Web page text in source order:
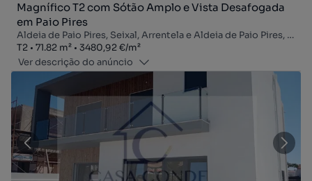
Magnífico T2 com Sótão Amplo e Vista Desafogada
em Paio Pires
Aldeia de Paio Pires, Seixal, Arrentela e Aldeia de Paio Pires, Seixal, Setúbal
Tipologia
T2
Zona71.82 m²
Preço por metro quadrado
3480,92 €/m²
Ver descrição do anúncio